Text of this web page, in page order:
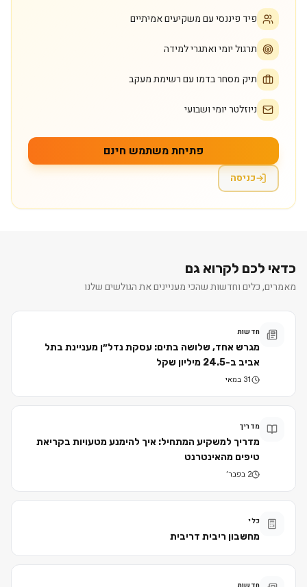
פיד פיננסי עם משקיעים אמיתיים
תרגול יומי ואתגרי למידה
תיק מסחר בדמו עם רשימת מעקב
ניוזלטר יומי ושבועי
פתיחת משתמש חינם
כניסה
כדאי לכם לקרוא גם
מאמרים, כלים וחדשות שהכי מעניינים את הגולשים שלנו
חדשות
מגרש אחד, שלושה בתים: עסקת נדל״ן מעניינת בתל
אביב ב-24.5 מיליון שקל
31 במאי
מדריך
מדריך למשקיע המתחיל: איך להימנע מטעויות בקריאת
טיפים מהאינטרנט
2 בפבר׳
כלי
מחשבון ריבית דריבית